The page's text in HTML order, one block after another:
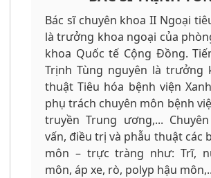
Bác sĩ chuyên khoa II Ngoại
là trưởng khoa ngoại của
khoa Quốc tế Cộng Đồng.
Trịnh Tùng nguyên là trưởng
thuật Tiêu hóa bệnh viện
phụ trách chuyên môn bệnh
truyền Trung ương,...
vấn, điều trị và phẫu thuật các
môn – trực tràng như: Trĩ,
môn, áp xe, rò, polyp hậu